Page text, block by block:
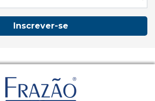
Inscrever-se